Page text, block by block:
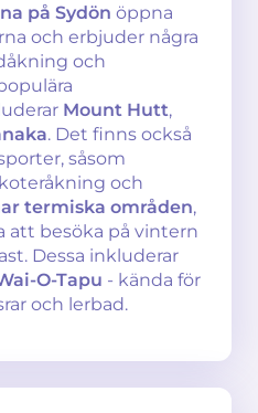
på Sydön öppna
och erbjuder några
och
Mount Hutt,
. Det finns också
såsom
och
termiska områden,
att besöka på vintern
Dessa inkluderar
O-Tapu - kända för
och lerbad.